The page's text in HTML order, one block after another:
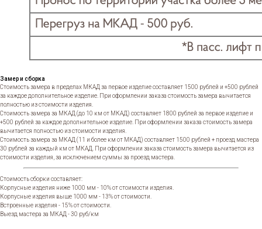
Замер и сборка
Стоимость замера в пределах МКАД за первое изделие составляет 1500 рублей и +500 рублей
за каждое дополнительное изделие. При оформлении заказа стоимость замера вычитается
полностью из стоимости изделия.
Стоимость замера за МКАД (до 10 км от МКАД) составляет 1800 рублей за первое изделие и
+500 рублей за каждое дополнительное изделие. При оформлении заказа стоимость замера
вычитается полностью из стоимости изделия.
Стоимость замера за МКАД (11 и более км от МКАД) составляет 1500 рублей + проезд мастера
30 рублей за каждый км от МКАД. При оформлении заказа стоимость замера вычитается из
стоимости изделия, за исключением суммы за проезд мастера.
Стоимость сборки составляет:
Корпусные изделия ниже 1000 мм - 10% от стоимости изделия.
Корпусные изделия выше 1000 мм - 13% от стоимости.
Встроенные изделия - 15% от стоимости.
Выезд мастера за МКАД - 30 руб/км